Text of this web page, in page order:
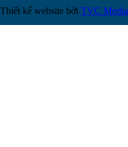
Thiết kế website bởi TVC Media